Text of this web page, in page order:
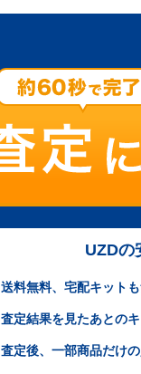
UZDの
送料無料、宅配キット
査定結果を見たあとの
査定後、一部商品だけ